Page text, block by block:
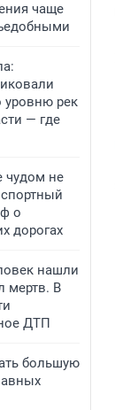
чаще
рек
— где
чудом не
о
дорогах
нашли
мертв. В
ДТП
большую